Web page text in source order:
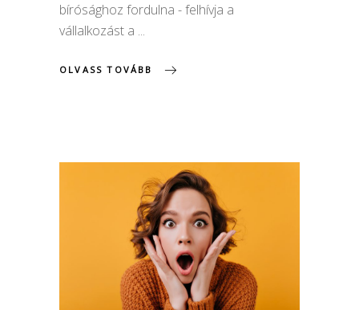
bírósághoz fordulna - felhívja a
vállalkozást a
OLVASS TOVÁBB